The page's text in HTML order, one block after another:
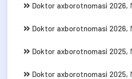
Doktor axborotnomasi 2026,
Doktor axborotnomasi 2026,
Doktor axborotnomasi 2025,
Doktor axborotnomasi 2025,